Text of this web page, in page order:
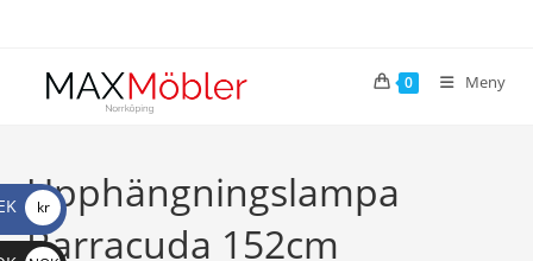
0 Meny
Upphängningslampa
Barracuda 152cm
kr